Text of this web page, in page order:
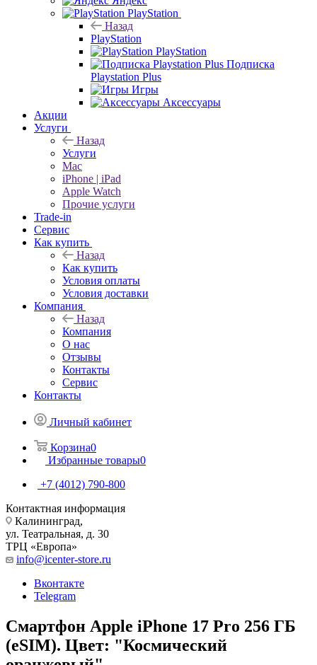
PlayStation
Назад
PlayStation
PlayStation
Подписка
Playstation Plus
Игры
Аксессуары
Акции
Услуги
Назад
Услуги
Mac
iPhone | iPad
Apple Watch
Прочие услуги
Trade-in
Сервис
Как купить
Назад
Как купить
Условия оплаты
Условия доставки
Компания
Назад
Компания
О нас
Отзывы
Контакты
Сервис
Контакты
Личный кабинет
Корзина0
Избранные товары0
+7 (4012) 790-800
Контактная информация
Калининград,
ул. Театральная, д. 30
ТРЦ «Европа»
info@icenter-store.ru
Вконтакте
Telegram
Смартфон Apple iPhone 17 Pro 256 ГБ
(eSIM). Цвет: "Космический